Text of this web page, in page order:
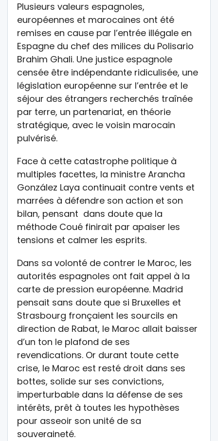
Plusieurs valeurs espagnoles,
européennes et marocaines ont été
remises en cause par l’entrée illégale en
Espagne du chef des milices du Polisario
Brahim Ghali. Une justice espagnole
censée être indépendante ridiculisée, une
législation européenne sur l’entrée et le
séjour des étrangers recherchés traînée
par terre, un partenariat, en théorie
stratégique, avec le voisin marocain
pulvérisé.
Face à cette catastrophe politique à
multiples facettes, la ministre Arancha
González Laya continuait contre vents et
marrées à défendre son action et son
bilan, pensant dans doute que la
méthode Coué finirait par apaiser les
tensions et calmer les esprits.
Dans sa volonté de contrer le Maroc, les
autorités espagnoles ont fait appel à la
carte de pression européenne. Madrid
pensait sans doute que si Bruxelles et
Strasbourg fronçaient les sourcils en
direction de Rabat, le Maroc allait baisser
d’un ton le plafond de ses
revendications. Or durant toute cette
crise, le Maroc est resté droit dans ses
bottes, solide sur ses convictions,
imperturbable dans la défense de ses
intérêts, prêt à toutes les hypothèses
pour asseoir son unité de sa
souveraineté.